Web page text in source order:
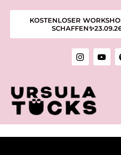
KOSTENLOSER